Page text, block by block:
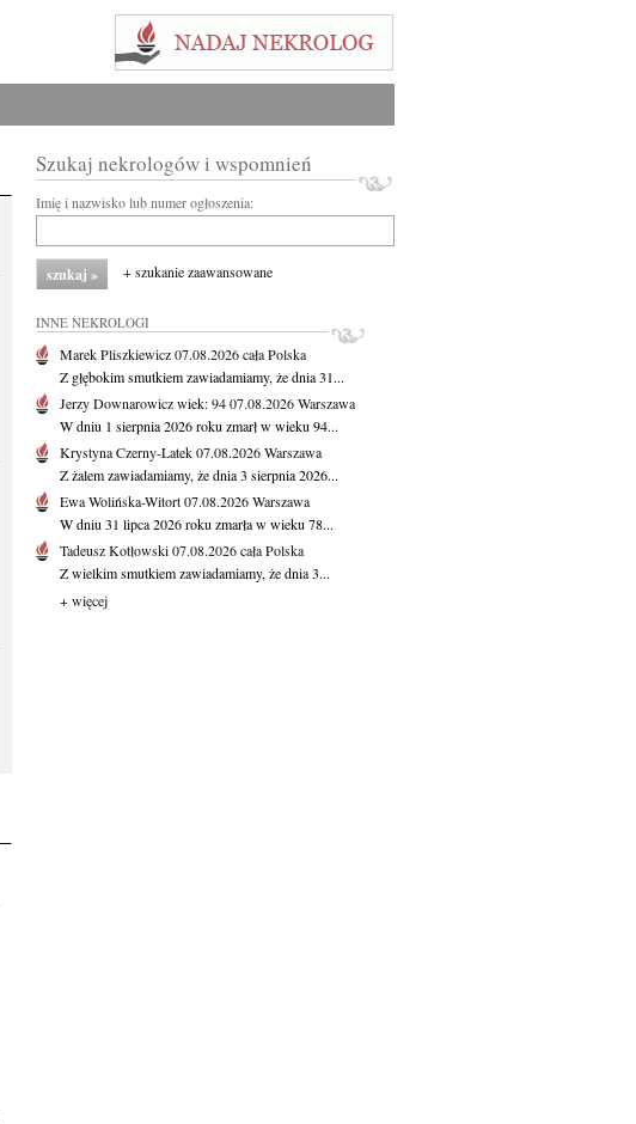
Szukaj nekrologów i wspomnień
Imię i nazwisko lub numer ogłoszenia:
+ szukanie zaawansowane
INNE NEKROLOGI
Marek Pliszkiewicz07.08.2026cała Polska
Z głębokim smutkiem zawiadamiamy, że dnia 31...
Jerzy Downarowiczwiek: 9407.08.2026Warszawa
W dniu 1 sierpnia 2026 roku zmarł w wieku 94...
Krystyna Czerny-Latek07.08.2026Warszawa
Z żalem zawiadamiamy, że dnia 3 sierpnia 2026...
Ewa Wolińska-Witort07.08.2026Warszawa
W dniu 31 lipca 2026 roku zmarła w wieku 78...
Tadeusz Kotłowski07.08.2026cała Polska
Z wielkim smutkiem zawiadamiamy, że dnia 3...
+ więcej